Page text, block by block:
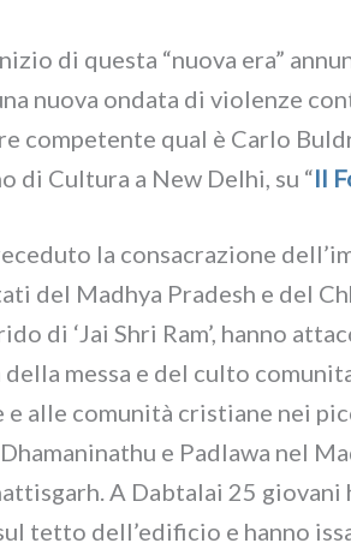
di que­sta “nuo­va era”
nuo­va onda­ta di vio­len­ze
com­pe­ten­te qual è Carlo
di Cultura a New Delhi, su “Il
la con­sa­cra­zio­ne
del Madhya Pradesh e del
di ‘Jai Shri Ram’, han­no
del­la mes­sa e del cul­to
e alle comu­ni­tà cri­stia­ne nei
e Padlawa nel
A Dabtalai 25
tet­to dell’edificio e han­no